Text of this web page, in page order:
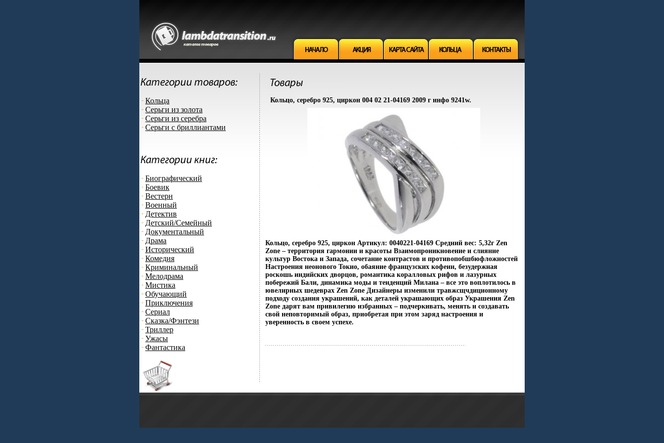
Кольца
Серьги из золота
Серьги из серебра
Серьги с бриллиантами
Биографический
Боевик
Вестерн
Военный
Детектив
Детский/Семейный
Документальный
Драма
Исторический
Комедия
Криминальный
Мелодрама
Мистика
Обучающий
Приключения
Сериал
Сказка/Фэнтези
Триллер
Ужасы
Фантастика
Кольцо, серебро 925, циркон 004 02 21-04169 2009 г инфо 9241w.
Кольцо, серебро 925, циркон Артикул: 0040221-04169 Средний вес: 5,32г Zen
Zone – территория гармонии и красоты Взаимопроникновение и слияние
культур Востока и Запада, сочетание контрастов и противопобшбюфложностей
Настроения неонового Токио, обаяние французских кофеин, безудержная
роскошь индийских дворцов, романтика коралловых рифов и лазурных
побережий Бали, динамика моды и тенденций Милана – все это воплотилось в
ювелирных шедеврах Zen Zone Дизайнеры изменили травжсщчдиционному
подходу создания украшений, как деталей украшающих образ Украшения Zen
Zone дарят вам привилегию избранных – подчеркивать, менять и создавать
свой неповторимый образ, приобретая при этом заряд настроения и
уверенность в своем успехе.